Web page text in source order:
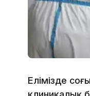
Елімізде